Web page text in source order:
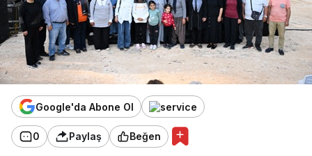
Google'da Abone Ol
0 Paylaş Beğen